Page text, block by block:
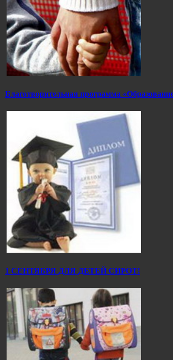
Благотворительная программа
1 СЕНТЯБРЯ ДЛЯ ДЕТЕЙ СИРОТ!